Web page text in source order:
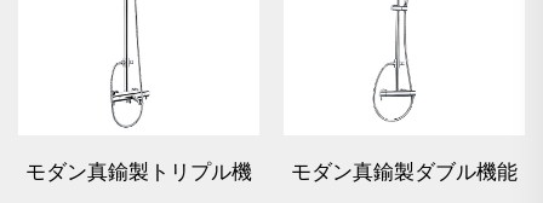
モダン真鍮製トリプル機
モダン真鍮製ダブル機能